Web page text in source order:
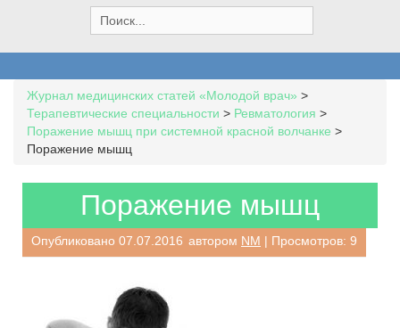
e
a
h
f
o
r
Журнал медицинских статей «Молодой врач» >
Терапевтические специальности > Ревматология >
Поражение мышц при системной красной волчанке >
Поражение мышц
Поражение мышц
Опубликовано 07.07.2016 автором NM | Просмотров: 9